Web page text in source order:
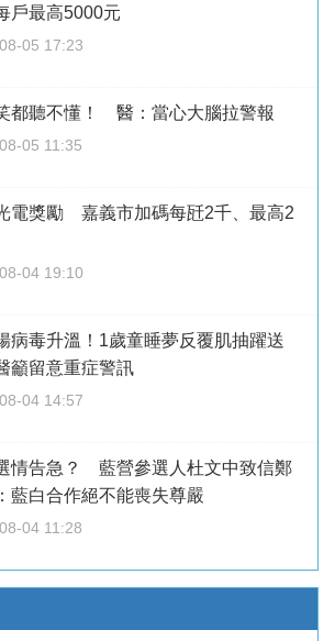
戶最高5000元
05 17:23
都聽不懂！ 醫：當心大腦拉警報
05 11:35
電獎勵 嘉義市加碼每瓩2千、最高2
04 19:10
病毒升溫！1歲童睡夢反覆肌抽躍送
留意重症警訊
04 14:57
情告急？ 藍營參選人杜文中致信鄭
藍白合作絕不能喪失尊嚴
04 11:28